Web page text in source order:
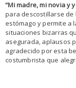
“Mi madre, mi novia y
para descostillarse de
estómago y permite a
situaciones bizarras
asegurada, aplausos
agradecido por esta
costumbrista que